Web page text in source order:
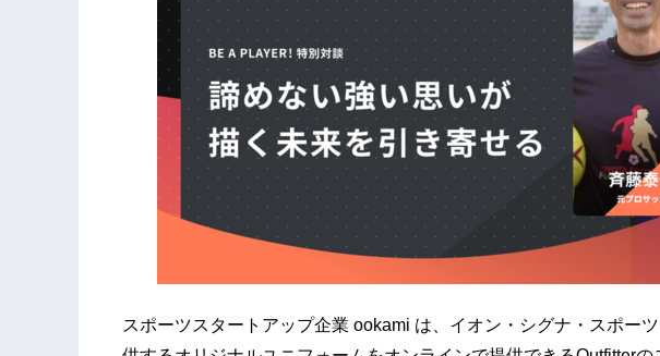
スポーツスタートアップ企業 ookami は、イオン・シグナ・スポー